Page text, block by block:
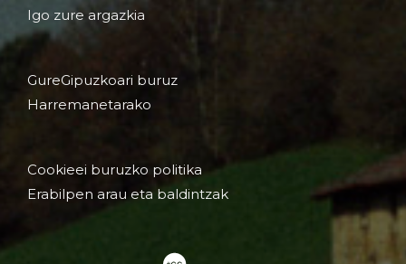
Igo zure argazkia
GureGipuzkoari buruz
Harremanetarako
Cookieei buruzko politika
Erabilpen arau eta baldintzak